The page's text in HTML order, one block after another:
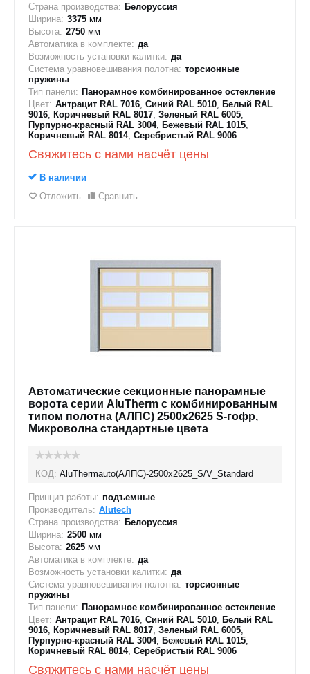
Страна производства: Белоруссия
Ширина: 3375 мм
Высота: 2750 мм
Автоматика в комплекте: да
Возможность установки калитки: да
Система уравновешивания полотна: торсионные
пружины
Тип панели: Панорамное комбинированное остекление
Цвет: Антрацит RAL 7016, Синий RAL 5010, Белый RAL
9016, Коричневый RAL 8017, Зеленый RAL 6005,
Пурпурно-красный RAL 3004, Бежевый RAL 1015,
Коричневый RAL 8014, Серебристый RAL 9006
Свяжитесь с нами насчёт цены
В наличии
Отложить
Сравнить
Автоматические секционные панорамные
ворота серии AluTherm с комбинированным
типом полотна (АЛПС) 2500х2625 S-гофр,
Микроволна стандартные цвета
КОД: AluThermauto(АЛПС)-2500х2625_S/V_Standard
Принцип работы: подъемные
Производитель: Alutech
Страна производства: Белоруссия
Ширина: 2500 мм
Высота: 2625 мм
Автоматика в комплекте: да
Возможность установки калитки: да
Система уравновешивания полотна: торсионные
пружины
Тип панели: Панорамное комбинированное остекление
Цвет: Антрацит RAL 7016, Синий RAL 5010, Белый RAL
9016, Коричневый RAL 8017, Зеленый RAL 6005,
Пурпурно-красный RAL 3004, Бежевый RAL 1015,
Коричневый RAL 8014, Серебристый RAL 9006
Свяжитесь с нами насчёт цены